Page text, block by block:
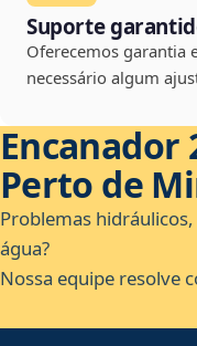
Suporte
Oferecemos garantia
necessário algum
Encanador
Perto de
Problemas
água?
Nossa equipe resolve